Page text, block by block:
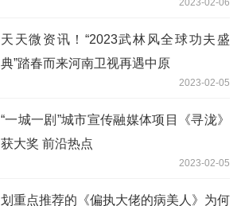
2023-02-06
天天微资讯！“2023武林风全球功夫盛
典”踏春而来河南卫视再遇中原
2023-02-05
“一城一剧”城市宣传融媒体项目《寻泷》
获大奖 前沿热点
2023-02-05
划重点推荐的《偏执大佬的病美人》为何